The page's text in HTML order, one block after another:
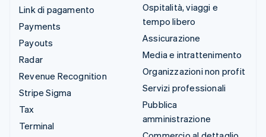
Link di pagamento
Payments
Payouts
Radar
Revenue Recognition
Stripe Sigma
Tax
Terminal
Ospitalità, viaggi e
tempo libero
Assicurazione
Media e intrattenimento
Organizzazioni non profit
Servizi professionali
Pubblica
amministrazione